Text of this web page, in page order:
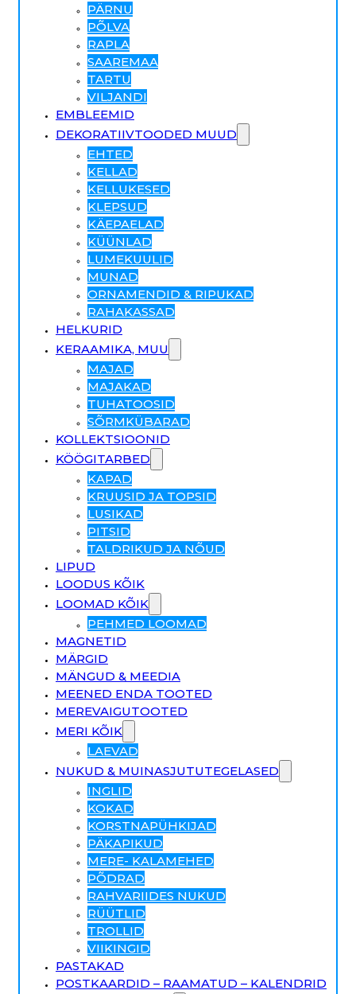
PÄRNU
PÕLVA
RAPLA
SAAREMAA
TARTU
VILJANDI
EMBLEEMID
DEKORATIIVTOODED MUUD
EHTED
KELLAD
KELLUKESED
KLEPSUD
KÄEPAELAD
KÜÜNLAD
LUMEKUULID
MUNAD
ORNAMENDID & RIPUKAD
RAHAKASSAD
HELKURID
KERAAMIKA, MUU
MAJAD
MAJAKAD
TUHATOOSID
SÕRMKÜBARAD
KOLLEKTSIOONID
KÖÖGITARBED
KAPAD
KRUUSID JA TOPSID
LUSIKAD
PITSID
TALDRIKUD JA NÕUD
LIPUD
LOODUS KÕIK
LOOMAD KÕIK
PEHMED LOOMAD
MAGNETID
MÄRGID
MÄNGUD & MEEDIA
MEENED ENDA TOOTED
MEREVAIGUTOOTED
MERI KÕIK
LAEVAD
NUKUD & MUINASJUTUTEGELASED
INGLID
KOKAD
KORSTNAPÜHKIJAD
PÄKAPIKUD
MERE- KALAMEHED
PÕDRAD
RAHVARIIDES NUKUD
RÜÜTLID
TROLLID
VIIKINGID
PASTAKAD
POSTKAARDID – RAAMATUD – KALENDRID